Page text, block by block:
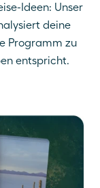
Ideen: Unser
deine
Programm zu
entspricht.